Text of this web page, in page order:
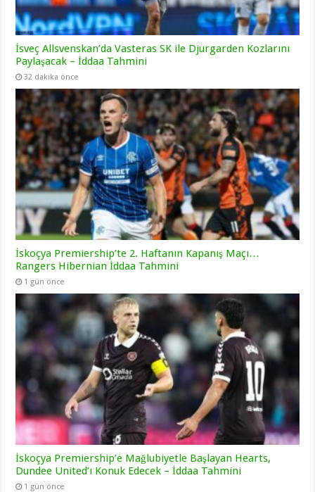
İsveç Allsvenskan’da Vasteras SK ile Djurgarden Kozlarını
Paylaşacak – İddaa Tahmini
32 dakika önce
İskoçya Premiership’te 2. Haftanın Kapanış Maçı…
Rangers Hibernian İddaa Tahmini
1 gün önce
İskoçya Premiership’e Mağlubiyetle Başlayan Hearts,
Dundee United’ı Konuk Edecek – İddaa Tahmini
1 gün önce